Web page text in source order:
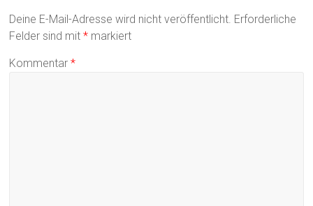
Deine E-Mail-Adresse wird nicht veröffentlicht. Erforderliche
Felder sind mit* markiert
Kommentar*